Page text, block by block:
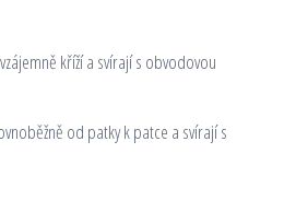
kříží a svírají s obvodovou
od patky k patce a svírají s